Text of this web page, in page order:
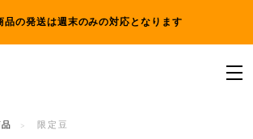
品の発送は週末のみの対応となります
限定豆